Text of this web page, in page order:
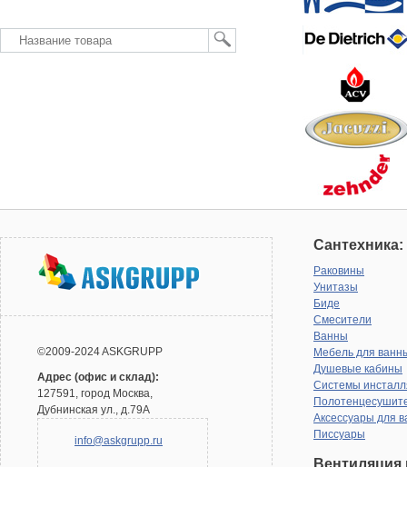
©2009-2024 ASKGRUPP
Адрес (офис и склад):
127591, город Москва,
Дубнинская ул., д.79А
info@askgrupp.ru
Сантехника:
Раковины
Унитазы
Биде
Смесители
Ванны
Мебель для
Душевые кабины
Системы
Аксессуары для
Писсуары
Вентиляция